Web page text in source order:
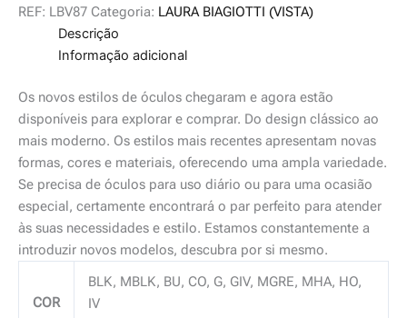
REF: LBV87 Categoria: LAURA BIAGIOTTI (VISTA)
Descrição
Informação adicional
Os novos estilos de óculos chegaram e agora estão
disponíveis para explorar e comprar. Do design clássico ao
mais moderno. Os estilos mais recentes apresentam novas
formas, cores e materiais, oferecendo uma ampla variedade.
Se precisa de óculos para uso diário ou para uma ocasião
especial, certamente encontrará o par perfeito para atender
às suas necessidades e estilo. Estamos constantemente a
introduzir novos modelos, descubra por si mesmo.
COR
BLK, MBLK, BU, CO, G, GIV, MGRE, MHA, HO,
IV